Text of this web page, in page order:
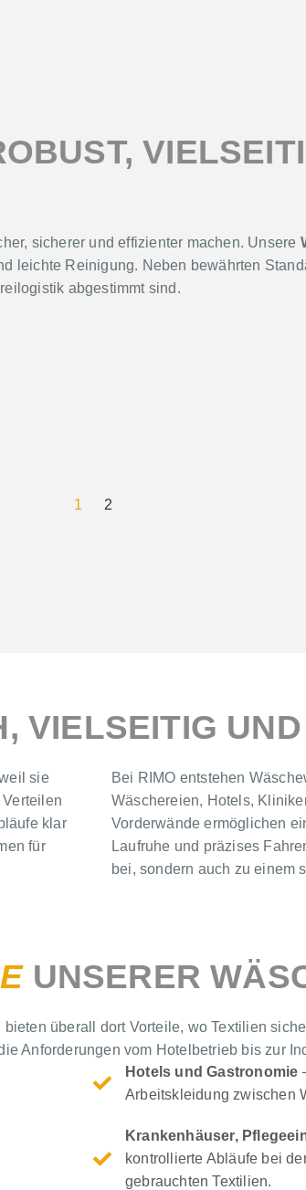
sicherer und effizienter machen. Unsere
leichte Reinigung. Neben bewährten
abgestimmt sind.
1 2
VIELSEITIG
sie
klar
für
Bei RIMO entstehen
Wäschereien, Hotels,
Vorderwände ermöglichen
Laufruhe und präzises
bei, sondern auch zu einem
UNSERER
überall dort Vorteile, wo Textilien
Anforderungen vom Hotelbetrieb bis zur
Hotels und Gastronomie
Arbeitskleidung zwischen
Krankenhäuser,
kontrollierte Abläufe bei
gebrauchten Textilien.